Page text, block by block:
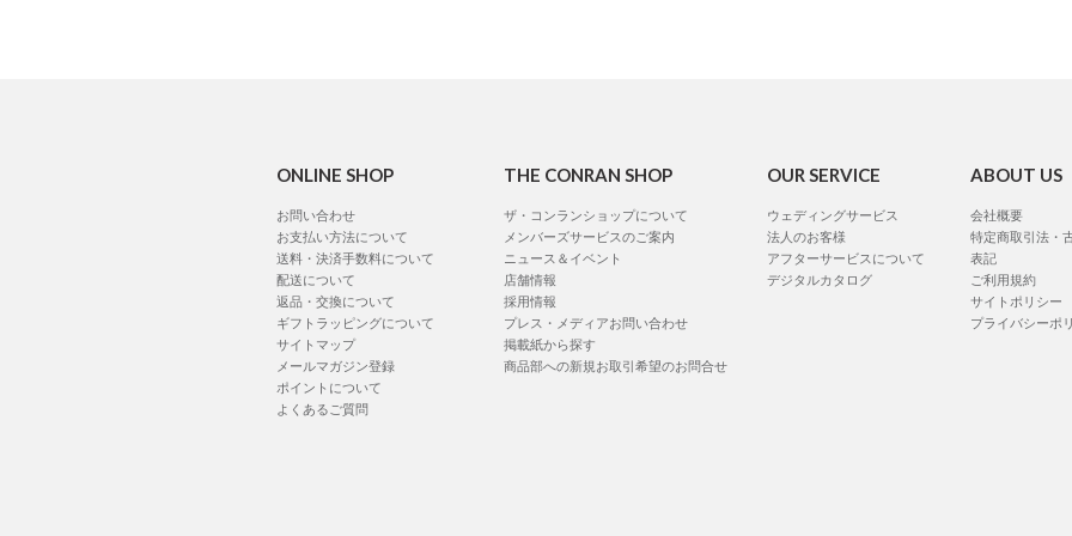
ONLINE SHOP
お問い合わせ
お支払い方法について
送料・決済手数料について
配送について
返品・交換について
ギフトラッピングについて
サイトマップ
メールマガジン登録
ポイントについて
よくあるご質問
THE CONRAN SHOP
ザ・コンランショップについて
メンバーズサービスのご案内
ニュース＆イベント
店舗情報
採用情報
プレス・メディアお問い合わせ
掲載紙から探す
商品部への新規お取引希望のお問合せ
OUR SERVICE
ウェディングサービス
法人のお客様
アフターサービスについて
デジタルカタログ
ABOUT US
会社概要
特定商取引法・
表記
ご利用規約
サイトポリシー
プライバシーポ